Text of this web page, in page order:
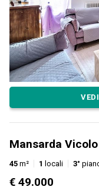
Mansarda
45 m² 1 locali 3°
€ 49.000